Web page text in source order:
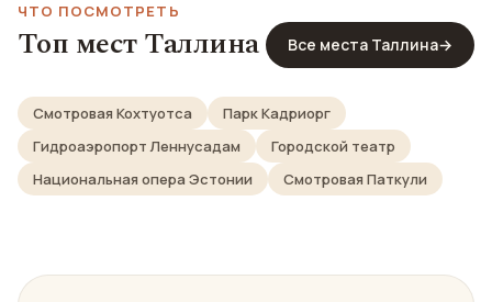
ЧТО ПОСМОТРЕТЬ
Топ мест Таллина Все места Таллина→
Смотровая Кохтуотса
Парк Кадриорг
Гидроаэропорт Леннусадам
Городской театр
Национальная опера Эстонии
Смотровая Паткули